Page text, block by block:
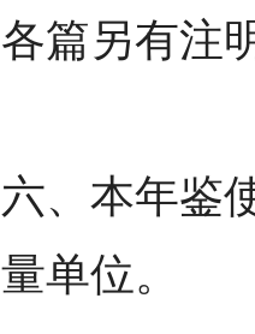
各篇另有注
六、本年鉴
量单位。